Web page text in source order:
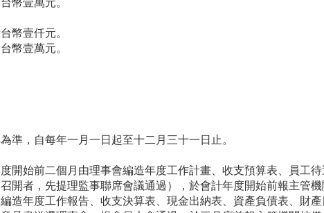
幣壹萬元。
幣壹仟元。
幣壹萬元。
準，自每年一月一日起至十二月三十一日止。
開始前二個月由理事會編造年度工作計畫、收支預算表、員工
開者，先提理監事聯席會議通過），於會計年度開始前報主管
造年度工作報告、收支決算表、現金出納表、資產負債表、財